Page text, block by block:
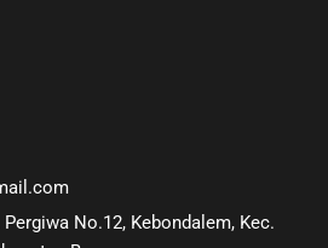
No.12, Kebondalem, Kec.